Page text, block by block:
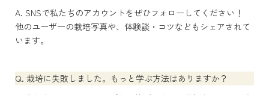
A. SNSで私たちのアカウントをぜひフォローしてください！
他のユーザーの栽培写真や、体験談・コツなどもシェアされて
います。
Q. 栽培に失敗しました。もっと学ぶ方法はありますか？